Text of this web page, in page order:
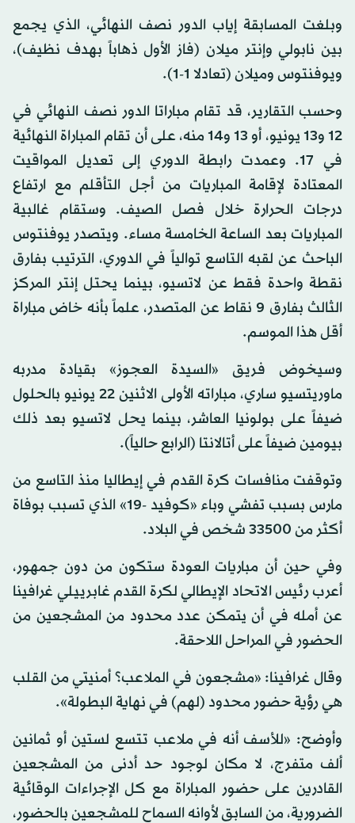
وبلغت المسابقة إياب الدور نصف النهائي، الذي يجمع
بين نابولي وإنتر ميلان (فاز الأول ذهاباً بهدف نظيف)،
ويوفنتوس وميلان (تعادلا 1-1).
وحسب التقارير، قد تقام مباراتا الدور نصف النهائي في
12 و13 يونيو، أو 13 و14 منه، على أن تقام المباراة النهائية
في 17. وعمدت رابطة الدوري إلى تعديل المواقيت
المعتادة لإقامة المباريات من أجل التأقلم مع ارتفاع
درجات الحرارة خلال فصل الصيف. وستقام غالبية
المباريات بعد الساعة الخامسة مساء. ويتصدر يوفنتوس
الباحث عن لقبه التاسع توالياً في الدوري، الترتيب بفارق
نقطة واحدة فقط عن لاتسيو، بينما يحتل إنتر المركز
الثالث بفارق 9 نقاط عن المتصدر، علماً بأنه خاض مباراة
أقل هذا الموسم.
وسيخوض فريق «السيدة العجوز» بقيادة مدربه
ماوريتسيو ساري، مباراته الأولى الاثنين 22 يونيو بالحلول
ضيفاً على بولونيا العاشر، بينما يحل لاتسيو بعد ذلك
بيومين ضيفاً على أتالانتا (الرابع حالياً).
وتوقفت منافسات كرة القدم في إيطاليا منذ التاسع من
مارس بسبب تفشي وباء «كوفيد -19» الذي تسبب بوفاة
أكثر من 33500 شخص في البلاد.
وفي حين أن مباريات العودة ستكون من دون جمهور،
أعرب رئيس الاتحاد الإيطالي لكرة القدم غابرييلي غرافينا
عن أمله في أن يتمكن عدد محدود من المشجعين من
الحضور في المراحل اللاحقة.
وقال غرافينا: «مشجعون في الملاعب؟ أمنيتي من القلب
هي رؤية حضور محدود (لهم) في نهاية البطولة».
وأوضح: «للأسف أنه في ملاعب تتسع لستين أو ثمانين
ألف متفرج، لا مكان لوجود حد أدنى من المشجعين
القادرين على حضور المباراة مع كل الإجراءات الوقائية
الضرورية، من السابق لأوانه السماح للمشجعين بالحضور،